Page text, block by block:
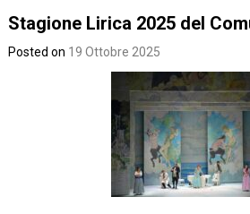
Stagione Lirica 2025 del
Posted on 19 Ottobre 2025